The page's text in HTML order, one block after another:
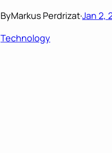
ByMarkus Perdrizat·Jan 2,
Technology